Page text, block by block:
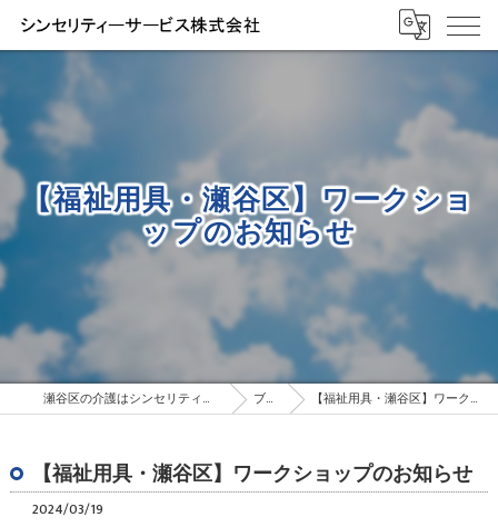
【福祉用具・瀬谷区】ワークショ
ップのお知らせ
瀬谷区の介護はシンセリティーサービス株式会社 ブログ 【福祉用具・瀬谷区】ワークショップのお知らせ
【福祉用具・瀬谷区】ワークショップのお知らせ
2024/03/19